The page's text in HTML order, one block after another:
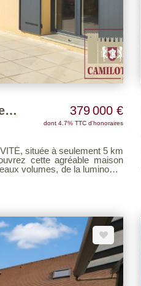
Maison récente de 143 m², 1 300 m² terrain 379 000 €
dont 4.7% TTC d'honoraires
située à seulement 5 km
cette agréable maison
volumes, de la luminosité
pouvant servir de bureau ou
de 40 m² avec grenier
de rangement. La propriété
garage motorisée et d'une
terrain de 1 300 m² sans vis-
cadre paisible. Pour votre
vitrage, volets aluminium,